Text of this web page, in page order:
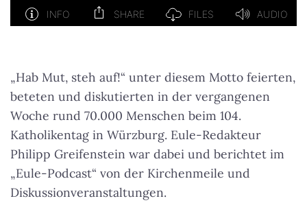
„Hab Mut, steh auf!“ unter diesem Motto feierten,
beteten und diskutierten in der vergangenen
Woche rund 70.000 Menschen beim 104.
Katholikentag in Würzburg. Eule-Redakteur
Philipp Greifenstein war dabei und berichtet im
„Eule-Podcast“ von der Kirchenmeile und
Diskussionveranstaltungen.